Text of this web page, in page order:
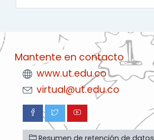
Mantente en contacto
www.ut.edu.co
virtual@ut.edu.co